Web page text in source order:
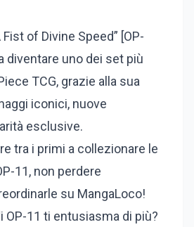
Fist of Divine Speed” [OP-
diventare uno dei set più
TCG, grazie alla sua
iconici, nuove
esclusive.
tra i primi a collezionare le
11, non perdere
su MangaLoco!
OP-11 ti entusiasma di più?